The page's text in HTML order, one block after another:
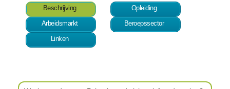
Beschrijving
Opleiding
Arbeidsmarkt
Beroepssector
Linken